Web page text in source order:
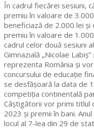
În cadrul fiecărei sesiuni,
premiu în valoare de
beneficiază de 2.000 lei
premiu în valoare de
cadrul celor două sesiuni
Gimnazială „Nicolae
reprezenta România și
concursului de educație
se desfășoară la data de
competiția continentală
Câștigătorii vor primi titlul
2023 și premii în bani.
locul al 7-lea din 29 de